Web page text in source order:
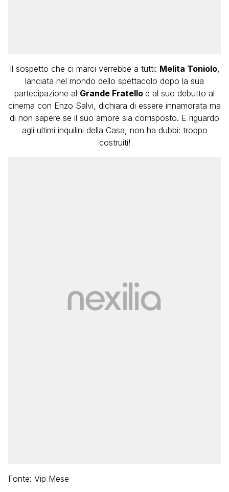
Il sospetto che ci marci verrebbe a tutti: Melita Toniolo,
lanciata nel mondo dello spettacolo dopo la sua
partecipazione al Grande Fratello e al suo debutto al
cinema con Enzo Salvi, dichiara di essere innamorata ma
di non sapere se il suo amore sia corrisposto. E riguardo
agli ultimi inquilini della Casa, non ha dubbi: troppo
costruiti!
Fonte: Vip Mese